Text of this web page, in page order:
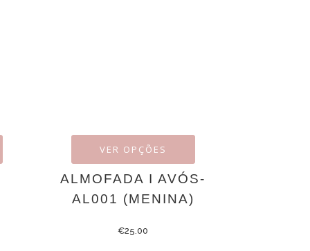
VER OPÇÕES
ALMOFADA I AVÓS-
AL001 (MENINA)
€25.00